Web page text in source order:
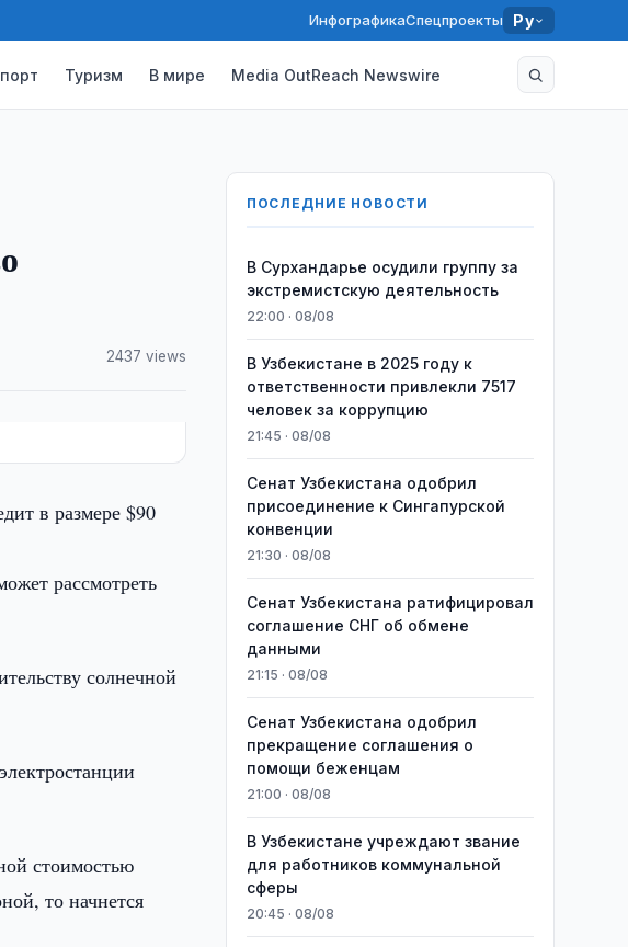
ИнфографикаСпецпроекты Ру
Туризм В мире Media OutReach Newswire
2437 views
в размере $90
рассмотреть
солнечной
стоимостью
то начнется
ПОСЛЕДНИЕ НОВОСТИ
В Сурхандарье осудили группу за
экстремистскую деятельность
22:00 · 08/08
В Узбекистане в 2025 году к
ответственности привлекли 7517
человек за коррупцию
21:45 · 08/08
Сенат Узбекистана одобрил
присоединение к Сингапурской
конвенции
21:30 · 08/08
Сенат Узбекистана ратифицировал
соглашение СНГ об обмене
данными
21:15 · 08/08
Сенат Узбекистана одобрил
прекращение соглашения о
помощи беженцам
21:00 · 08/08
В Узбекистане учреждают звание
для работников коммунальной
сферы
20:45 · 08/08